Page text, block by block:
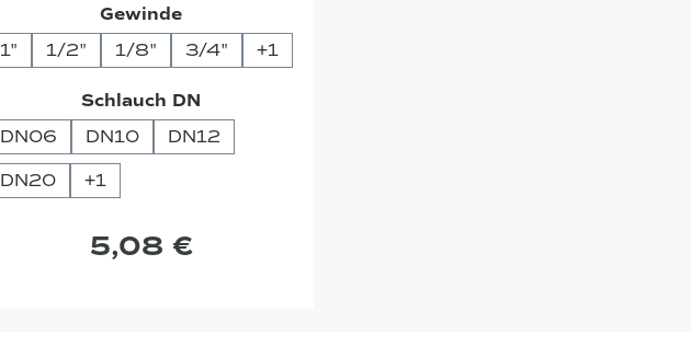
Gewindeauswählen
1"
1/2" 1/8" 3/4" +1
Schlauch DN
DN06
DN10
DN12
DN20
+1
5,08 €